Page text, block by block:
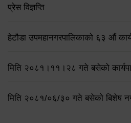
प्रेस विज्ञप्ति
हेटौडा उपमहानगरपालिकाको ६३ औं
मिति २०८१।११।२८ गते बसेको
मिति २०८१/०६/३० गते बसेको बिशेष